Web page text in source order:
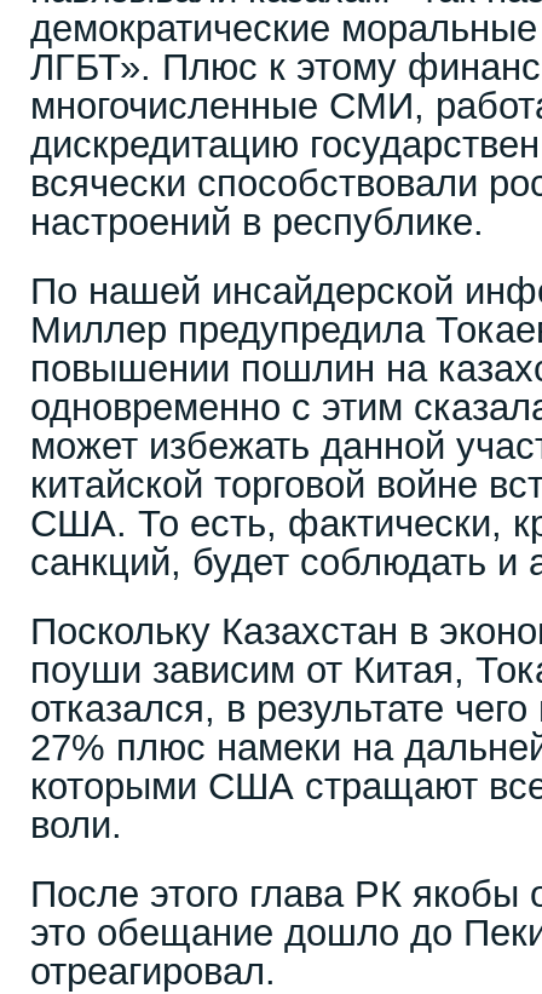
демократические
ЛГБТ». Плюс к этому
многочисленные СМИ,
дискредитацию
всячески способствовали
настроений в республике.
По нашей инсайдерской
Миллер предупредила
повышении пошлин на
одновременно с этим
может избежать данной
китайской торговой войне
США. То есть, фактически,
санкций, будет соблюдать и
Поскольку Казахстан в
поуши зависим от Китая,
отказался, в результате
27% плюс намеки на
которыми США стращают
воли.
После этого глава РК
это обещание дошло до
отреагировал.